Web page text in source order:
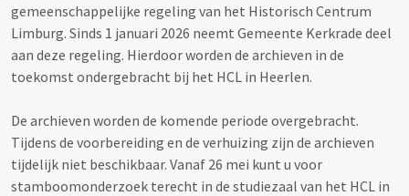
gemeenschappelijke regeling van het Historisch Centrum
Limburg. Sinds 1 januari 2026 neemt Gemeente Kerkrade deel
aan deze regeling. Hierdoor worden de archieven in de
toekomst ondergebracht bij het HCL in Heerlen.
De archieven worden de komende periode overgebracht.
Tijdens de voorbereiding en de verhuizing zijn de archieven
tijdelijk niet beschikbaar. Vanaf 26 mei kunt u voor
stamboomonderzoek terecht in de studiezaal van het HCL in